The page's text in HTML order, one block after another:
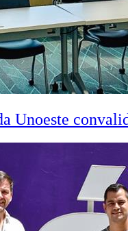
Unoeste